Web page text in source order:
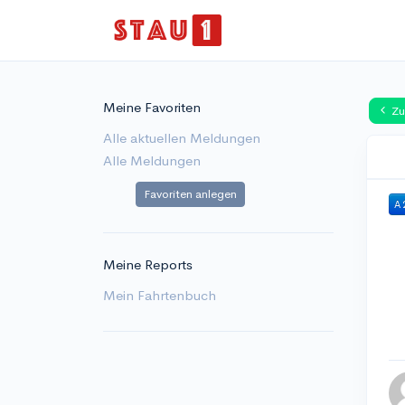
Meine Favoriten
Alle aktuellen Meldungen
Alle Meldungen
Favoriten anlegen
Meine Reports
Mein Fahrtenbuch
A